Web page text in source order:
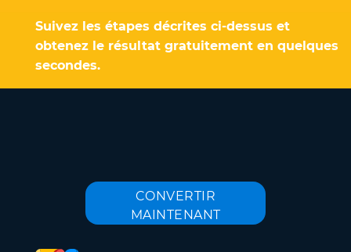
Suivez les étapes décrites ci-dessus et
obtenez le résultat gratuitement en quelques
secondes.
CONVERTIR
MAINTENANT